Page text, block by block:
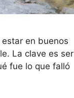
en buenos
La clave es ser
fue lo que falló